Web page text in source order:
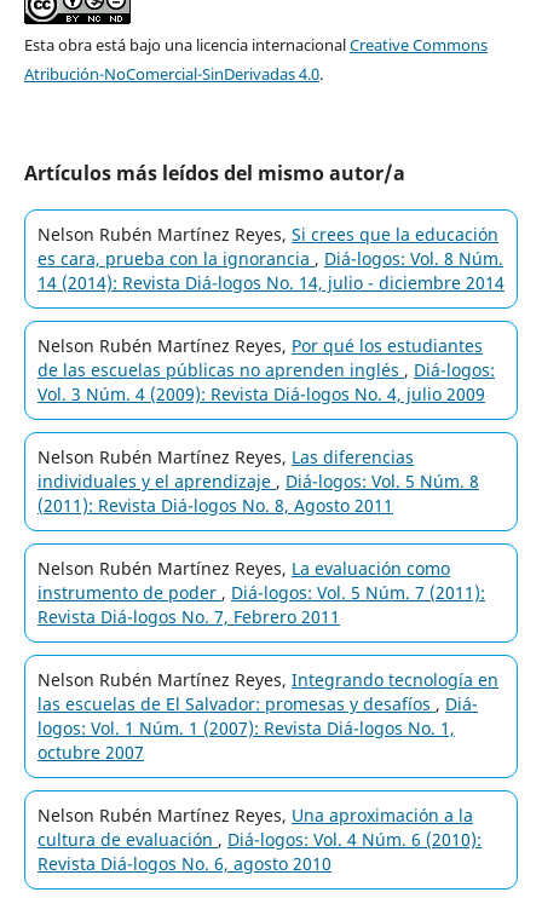
Esta obra está bajo una licencia internacionalCreative Commons
Atribución-NoComercial-SinDerivadas 4.0.
Artículos más leídos del mismo autor/a
Nelson Rubén Martínez Reyes, Si crees que la educación
es cara, prueba con la ignorancia , Diá-logos: Vol. 8 Núm.
14 (2014): Revista Diá-logos No. 14, julio - diciembre 2014
Nelson Rubén Martínez Reyes, Por qué los estudiantes
de las escuelas públicas no aprenden inglés , Diá-logos:
Vol. 3 Núm. 4 (2009): Revista Diá-logos No. 4, julio 2009
Nelson Rubén Martínez Reyes, Las diferencias
individuales y el aprendizaje , Diá-logos: Vol. 5 Núm. 8
(2011): Revista Diá-logos No. 8, Agosto 2011
Nelson Rubén Martínez Reyes, La evaluación como
instrumento de poder , Diá-logos: Vol. 5 Núm. 7 (2011):
Revista Diá-logos No. 7, Febrero 2011
Nelson Rubén Martínez Reyes, Integrando tecnología en
las escuelas de El Salvador: promesas y desafíos , Diá-
logos: Vol. 1 Núm. 1 (2007): Revista Diá-logos No. 1,
octubre 2007
Nelson Rubén Martínez Reyes, Una aproximación a la
cultura de evaluación , Diá-logos: Vol. 4 Núm. 6 (2010):
Revista Diá-logos No. 6, agosto 2010